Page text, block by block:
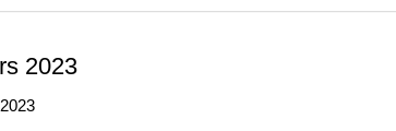
intelligently and with a more personalised
2023